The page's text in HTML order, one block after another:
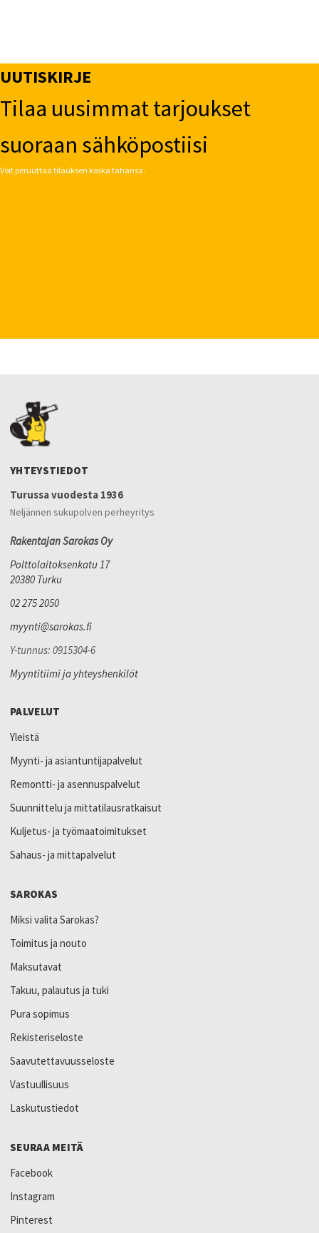
UUTISKIRJE
Tilaa uusimmat tarjoukset
suoraan sähköpostiisi
Voit peruuttaa tilauksen koska tahansa.
YHTEYSTIEDOT
Turussa vuodesta 1936
Neljännen sukupolven perheyritys
Rakentajan Sarokas Oy
Polttolaitoksenkatu 17
20380 Turku
02 275 2050
myynti@sarokas.fi
Y-tunnus: 0915304-6
Myyntitiimi ja yhteyshenkilöt
PALVELUT
Yleistä
Myynti- ja asiantuntijapalvelut
Remontti- ja asennuspalvelut
Suunnittelu ja mittatilausratkaisut
Kuljetus- ja työmaatoimitukset
Sahaus- ja mittapalvelut
SAROKAS
Miksi valita Sarokas?
Toimitus ja nouto
Maksutavat
Takuu, palautus ja tuki
Pura sopimus
Rekisteriseloste
Saavutettavuusseloste
Vastuullisuus
Laskutustiedot
SEURAA MEITÄ
Facebook
Instagram
Pinterest